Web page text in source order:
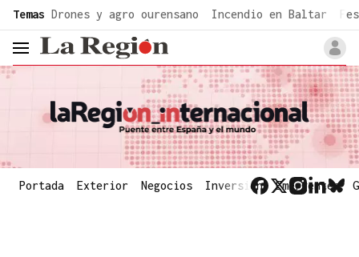
Temas Drones y agro ourensano Incendio en Baltar
header.menu.open
Portada Exterior Negocios Inversión Emergentes